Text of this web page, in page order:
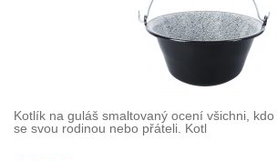
Kotlík na guláš smaltovaný ocení všichni,
se svou rodinou nebo přáteli. Kotl